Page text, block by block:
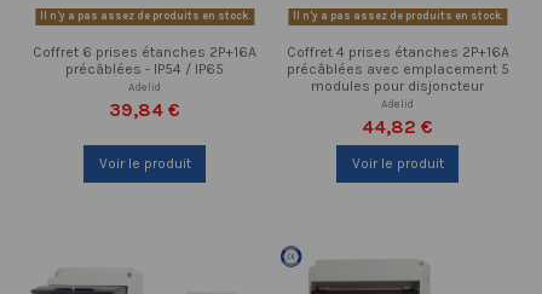
Il n'y a pas assez de produits en stock.
Coffret 6 prises étanches 2P+16A
précâblées - IP54 / IP65
Adelid
39,84 €
Voir le produit
Il n'y a pas assez de produits en stock.
Coffret 4 prises étanches 2P+16A
précâblées avec emplacement 5
modules pour disjoncteur
Adelid
44,82 €
Voir le produit